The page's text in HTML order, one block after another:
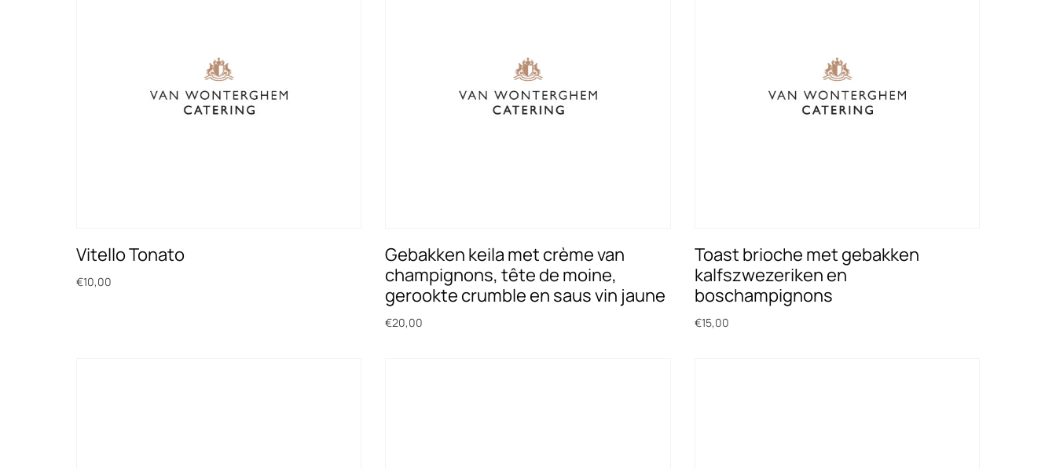
Vitello Tonato
€10,00
Gebakken keila met crème van
champignons, tête de moine,
gerookte crumble en saus vin jaune
€20,00
Toast brioche met gebakken
kalfszwezeriken en
boschampignons
€15,00